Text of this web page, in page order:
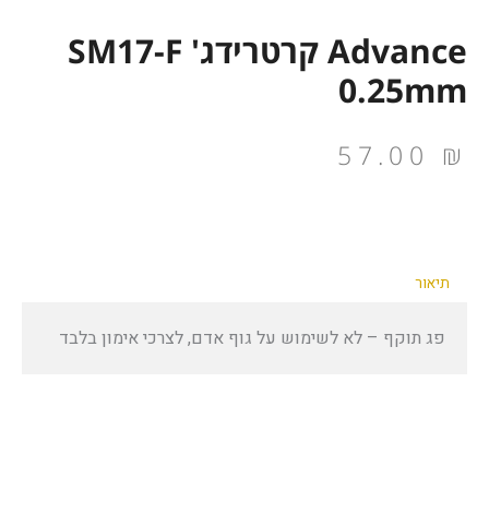
Advance קרטרידג' SM17-F
0.25mm
57.00 ₪
תיאור
פג תוקף – לא לשימוש על גוף אדם, לצרכי אימון בלבד